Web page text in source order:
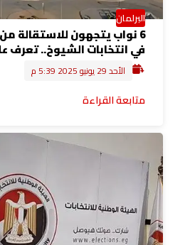
البرلمان
6 نواب يتجهون للاستقالة
في انتخابات الشيوخ.. تعرف
الأحد 29 يونيو 2025 5:39 م
متابعة القراءة